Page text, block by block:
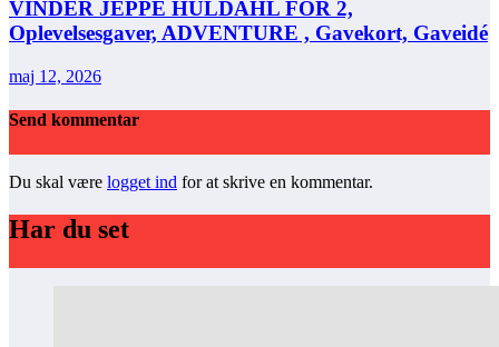
VINDER JEPPE HULDAHL FOR 2,
Oplevelsesgaver, ADVENTURE , Gavekort, Gaveidé
maj 12, 2026
Send kommentar
Du skal være logget ind for at skrive en kommentar.
Har du set